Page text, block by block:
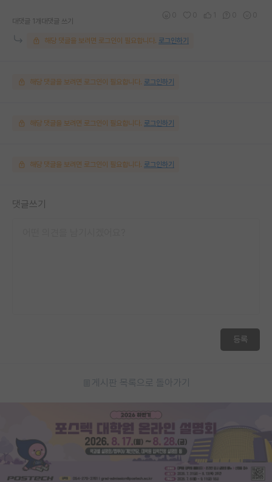
대댓글 1개 대댓글 쓰기
해당 댓글을 보려면 로그인이 필요합니다. 로그인하기
해당 댓글을 보려면 로그인이 필요합니다. 로그인하기
해당 댓글을 보려면 로그인이 필요합니다. 로그인하기
해당 댓글을 보려면 로그인이 필요합니다. 로그인하기
댓글쓰기
등록
게시판 목록으로 돌아가기